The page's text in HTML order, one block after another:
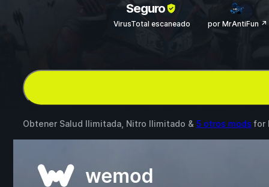
Seguro
VirusTotal escaneado por MrAntiFun ↗
Obtener Salud Ilimitada, Nitro Ilimitado & 5 otros mods for